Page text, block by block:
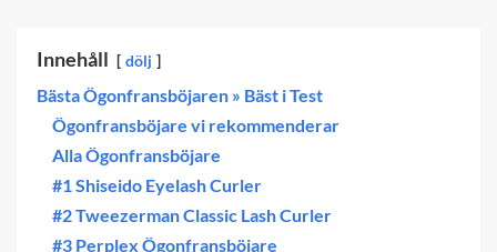
Innehåll dölj
Bästa Ögonfransböjaren » Bäst i Test
Ögonfransböjare vi rekommenderar
Alla Ögonfransböjare
#1 Shiseido Eyelash Curler
#2 Tweezerman Classic Lash Curler
#3 Perplex Ögonfransböjare